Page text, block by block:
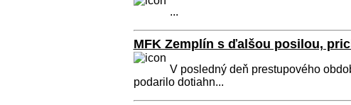
...
MFK Zemplín s ďalšou posilou,
V posledný deň prestupového
podarilo dotiahn...